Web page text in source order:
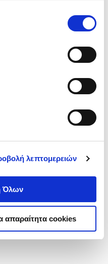
από τα παρακάτω με την
ενημερωθείτε σχετικά με
λεπτομερειών
Όλων
απαραίτητα cookies